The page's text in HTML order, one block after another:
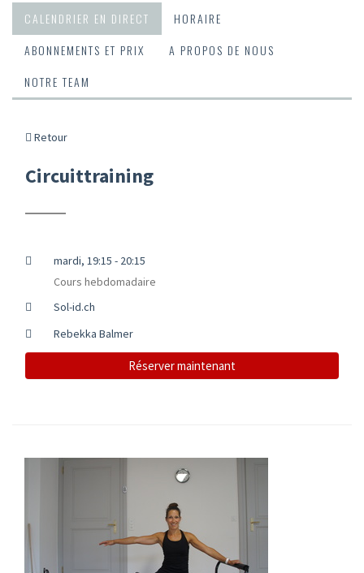
CALENDRIER EN DIRECT
HORAIRE
ABONNEMENTS ET PRIX
A PROPOS DE NOUS
NOTRE TEAM
Retour
Circuittraining
mardi, 19:15 - 20:15
Cours hebdomadaire
Sol-id.ch
Rebekka Balmer
Réserver maintenant